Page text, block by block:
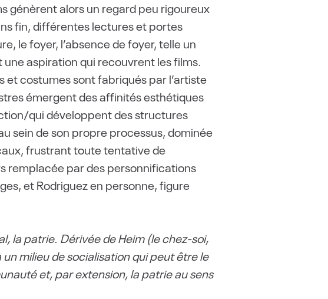
génèrent alors un regard peu rigoureux
fin, différentes lectures et portes
le foyer, l’absence de foyer, telle un
aspiration qui recouvrent les films.
costumes sont fabriqués par l’artiste
émergent des affinités esthétiques
qui développent des structures
sein de son propre processus, dominée
frustrant toute tentative de
remplacée par des personnifications
et Rodriguez en personne, figure
la patrie. Dérivée de Heim (le chez-soi,
milieu de socialisation qui peut être le
et, par extension, la patrie au sens